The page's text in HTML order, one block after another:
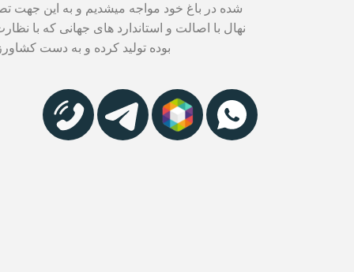
شده در باغ خود مواجه میشدیم و به این
نهال با اصالت و استاندارد های جهانی که با
بوده تولید کرده و به دست